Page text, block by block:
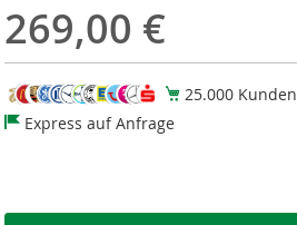
269,00 €
25.000 Kunden
Express auf Anfrage